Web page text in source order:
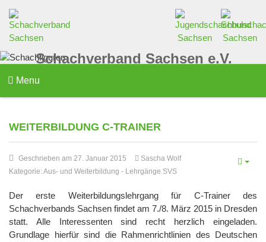
Schachverband Sachsen e.V.
Menu
WEITERBILDUNG C-TRAINER
Geschrieben am 27. Januar 2015
Sascha Wolf
Kategorie:Aus- und Weiterbildung - Lehrgänge SVS
Der erste Weiterbildungslehrgang für C-Trainer des
Schachverbands Sachsen findet am 7./8. März 2015 in Dresden
statt. Alle Interessenten sind recht herzlich eingeladen.
Grundlage hierfür sind die Rahmenrichtlinien des Deutschen